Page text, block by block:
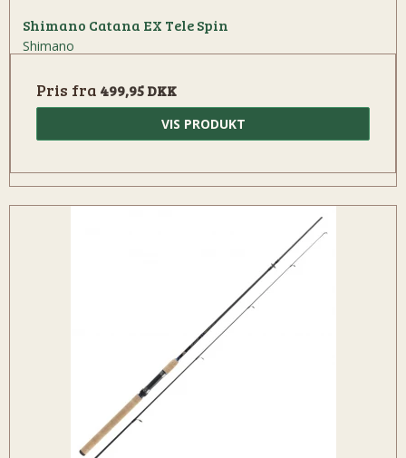
Shimano Catana EX Tele Spin
Shimano
Pris fra 499,95 DKK
VIS PRODUKT